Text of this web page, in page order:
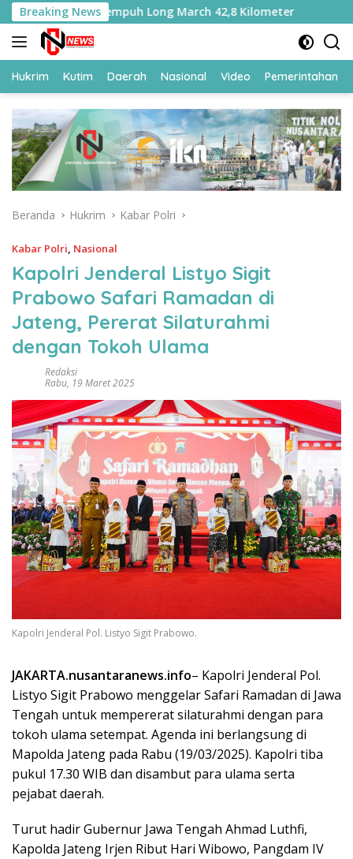
Langsung
ke
konten
Breaking News
Ditempa, Tempuh Long March 42,8 Kilometer
Hukrim Kutim Daerah Nasional Video Pemerintahan
Beranda Hukrim Kabar Polri
Kabar Polri, Nasional
Kapolri Jenderal Listyo Sigit
Prabowo Safari Ramadan di
Jateng, Pererat Silaturahmi
dengan Tokoh Ulama
Redaksi
Rabu, 19 Maret 2025
Kapolri Jenderal Pol. Listyo Sigit Prabowo.
JAKARTA.nusantaranews.info– Kapolri Jenderal Pol.
Listyo Sigit Prabowo menggelar Safari Ramadan di Jawa
Tengah untuk mempererat silaturahmi dengan para
tokoh ulama setempat. Agenda ini berlangsung di
Mapolda Jateng pada Rabu (19/03/2025). Kapolri tiba
pukul 17.30 WIB dan disambut para ulama serta
pejabat daerah.
Turut hadir Gubernur Jawa Tengah Ahmad Luthfi,
Kapolda Jateng Irjen Ribut Hari Wibowo, Pangdam IV